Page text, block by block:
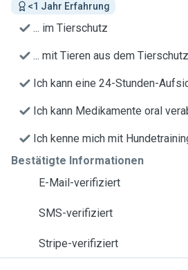
<1 Jahr Erfahrung
... im Tierschutz
... mit Tieren aus dem Tierschutz
Ich kann eine 24-Stunden-
Ich kann Medikamente oral
Ich kenne mich mit
Bestätigte Informationen
E-Mail-verifiziert
SMS-verifiziert
Stripe-verifiziert